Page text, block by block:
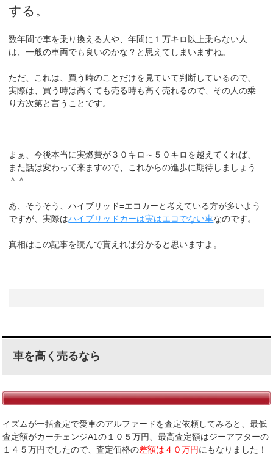
する。
数年間で車を乗り換える人や、年間に１万キロ以上乗らない人
は、一般の車両でも良いのかな？と思えてしまいますね。
ただ、これは、買う時のことだけを見ていて判断しているので、
実際は、買う時は高くても売る時も高く売れるので、その人の乗
り方次第と言うことです。
まぁ、今後本当に実燃費が３０キロ～５０キロを越えてくれば、
また話は変わって来ますので、これからの進歩に期待しましょう
＾＾
あ、そうそう、ハイブリッド=エコカーと考えている方が多いよう
ですが、実際はハイブリッドカーは実はエコでない車なのです。
真相はこの記事を読んで貰えれば分かると思いますよ。
車を高く売るなら
イズムが一括査定で愛車のアルファードを査定依頼してみると、最低
査定額がカーチェンジA1の１０５万円、最高査定額はジーアフターの
１４５万円でしたので、査定価格の差額は４０万円にもなりました！